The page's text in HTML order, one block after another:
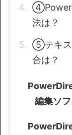
法は？
⑤テキス
合は？
編集ソフ